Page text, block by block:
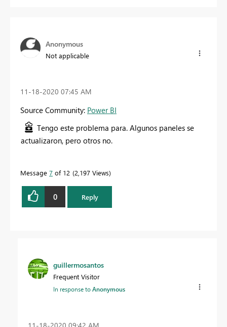
Anonymous
Not applicable
‎11-18-2020 07:45 AM
Source Community: Power BI
Tengo este problema para. Algunos paneles se
actualizaron, pero otros no.
Message 7 of 12 2,197 Views
0 Reply
guillermosantos
Frequent Visitor
In response toAnonymous